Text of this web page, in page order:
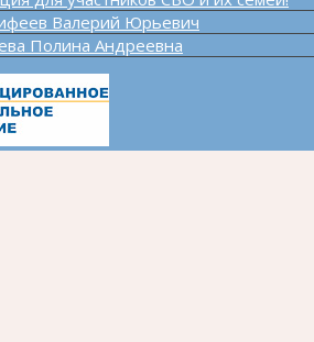
Валерий Юрьевич
Полина Андреевна